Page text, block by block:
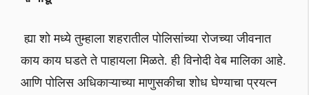
ह्या शो मध्ये तुम्हाला शहरातील पोलिसांच्या रोजच्या जीवनात
काय काय घडते ते पाहायला मिळते. ही विनोदी वेब मालिका आहे.
आणि पोलिस अधिकाऱ्याच्या माणुसकीचा शोध घेण्याचा प्रयत्न